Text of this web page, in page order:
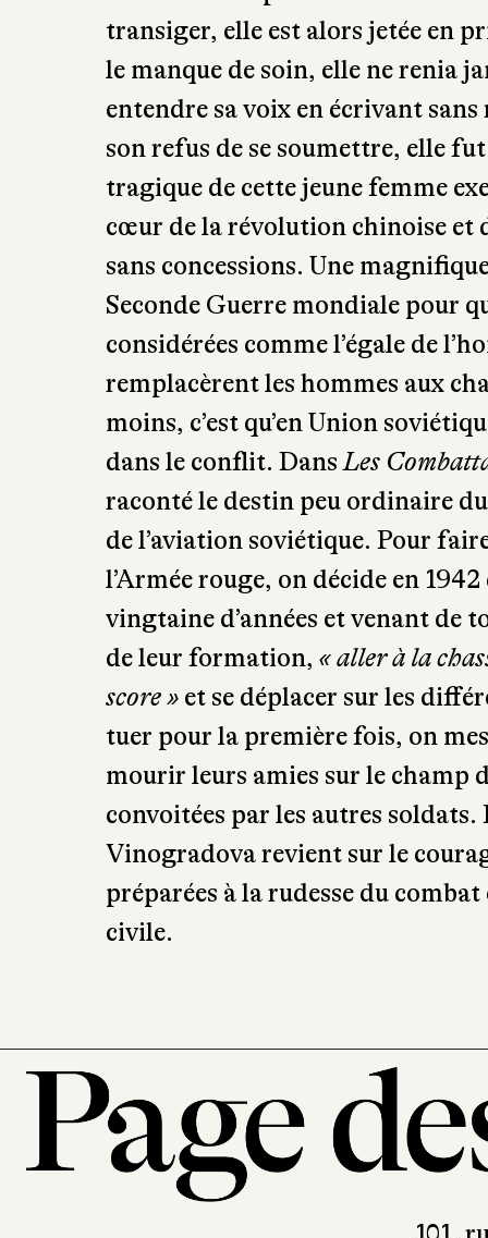
le manque de soin, elle ne renia
entendre sa voix en écrivant sans
son refus de se soumettre, elle
tragique de cette jeune femme
cœur de la révolution chinoise et
sans concessions. Une
Seconde Guerre mondiale pour
considérées comme l’égale de
remplacèrent les hommes aux
moins, c’est qu’en Union
dans le conflit. Dans Les
raconté le destin peu ordinaire
de l’aviation soviétique. Pour
l’Armée rouge, on décide en
vingtaine d’années et venant de
de leur formation,
« aller à la
score »
et se déplacer sur les
tuer pour la première fois, on
mourir leurs amies sur le champ
convoitées par les autres
Vinogradova revient sur le
préparées à la rudesse du
civile.
101,